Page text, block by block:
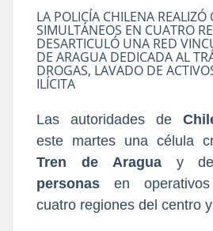
LA POLICÍA CHILENA REALIZÓ
SIMULTÁNEOS EN CUATRO
DESARTICULÓ UNA RED
DE ARAGUA DEDICADA AL
DROGAS, LAVADO DE
ILÍCITA
Las autoridades de
este martes una célula
Tren de Aragua
y
personas
en
cuatro regiones del centro